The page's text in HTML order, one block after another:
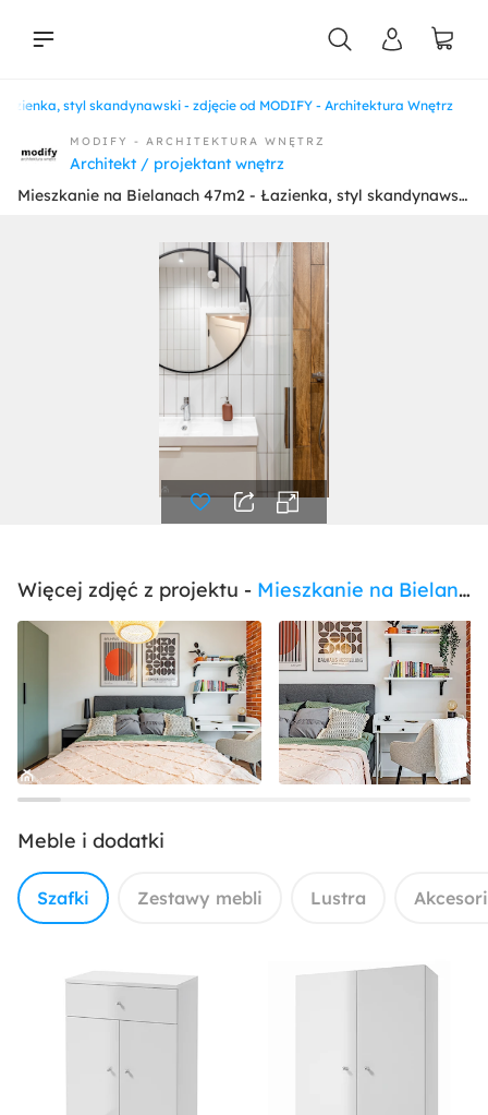
styl skandynawski - zdjęcie od MODIFY - Architektura Wnętrz
MODIFY - ARCHITEKTURA WNĘTRZ
Architekt / projektant wnętrz
Mieszkanie na Bielanach 47m2 - Łazienka, styl skandynawski - zdjęcie od MODIFY - Architektura Wnętrz
Więcej zdjęć z projektu - Mieszkanie na Bielanach 47m2
Meble i dodatki
Szafki Zestawy mebli Lustra